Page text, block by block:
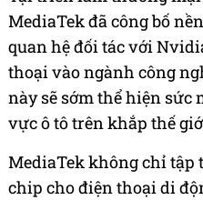
MediaTek đã công bố
quan hệ đối tác với
thoại vào ngành công
này sẽ sớm thể hiện
vực ô tô trên khắp thế
MediaTek không chỉ tập
chip cho điện thoại di